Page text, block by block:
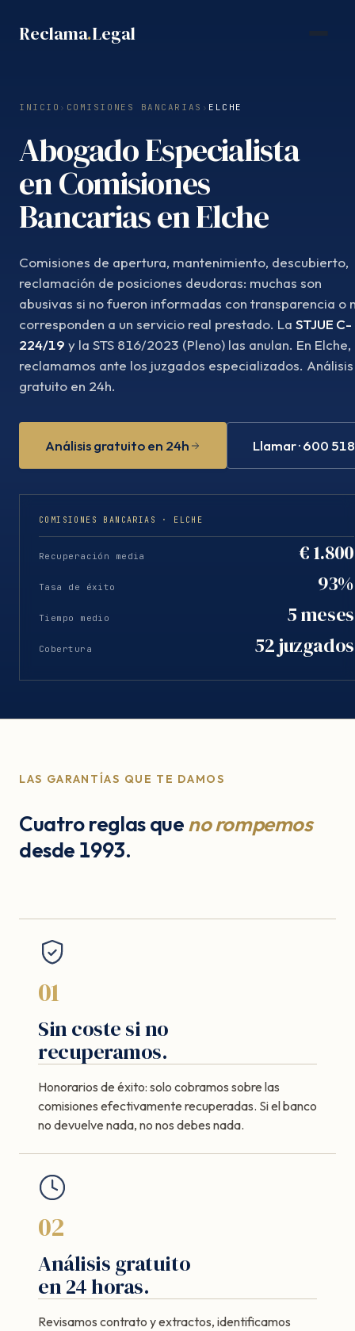
Reclama.Legal
INICIO › COMISIONES BANCARIAS › ELCHE
Abogado Especialista
en Comisiones
Bancarias en Elche
Comisiones de apertura, mantenimiento, descubierto,
reclamación de posiciones deudoras: muchas son
abusivas si no fueron informadas con transparencia o
corresponden a un servicio real prestado. La STJUE C-
224/19 y la STS 816/2023 (Pleno) las anulan. En Elche,
reclamamos ante los juzgados especializados. Análisis
gratuito en 24h.
Análisis gratuito en 24h Llamar · 600
COMISIONES BANCARIAS · ELCHE
Recuperación media € 1.800
Tasa de éxito 93%
Tiempo medio 5 meses
Cobertura 52 juzgados
LAS GARANTÍAS QUE TE DAMOS
Cuatro reglas queno rompemos
desde 1993.
01
Sin coste si no
recuperamos.
Honorarios de éxito: solo cobramos sobre las
comisiones efectivamente recuperadas. Si el banco
no devuelve nada, no nos debes nada.
02
Análisis gratuito
en 24 horas.
Revisamos contrato y extractos, identificamos